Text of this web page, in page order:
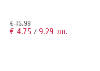
€ 15.99
€ 4.75 / 9.29 лв.